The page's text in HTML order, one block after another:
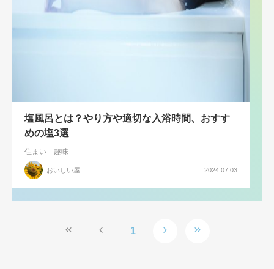
塩風呂とは？やり方や適切な入浴時間、おすす
めの塩3選
住まい 趣味
おいしい屋 2024.07.03
1